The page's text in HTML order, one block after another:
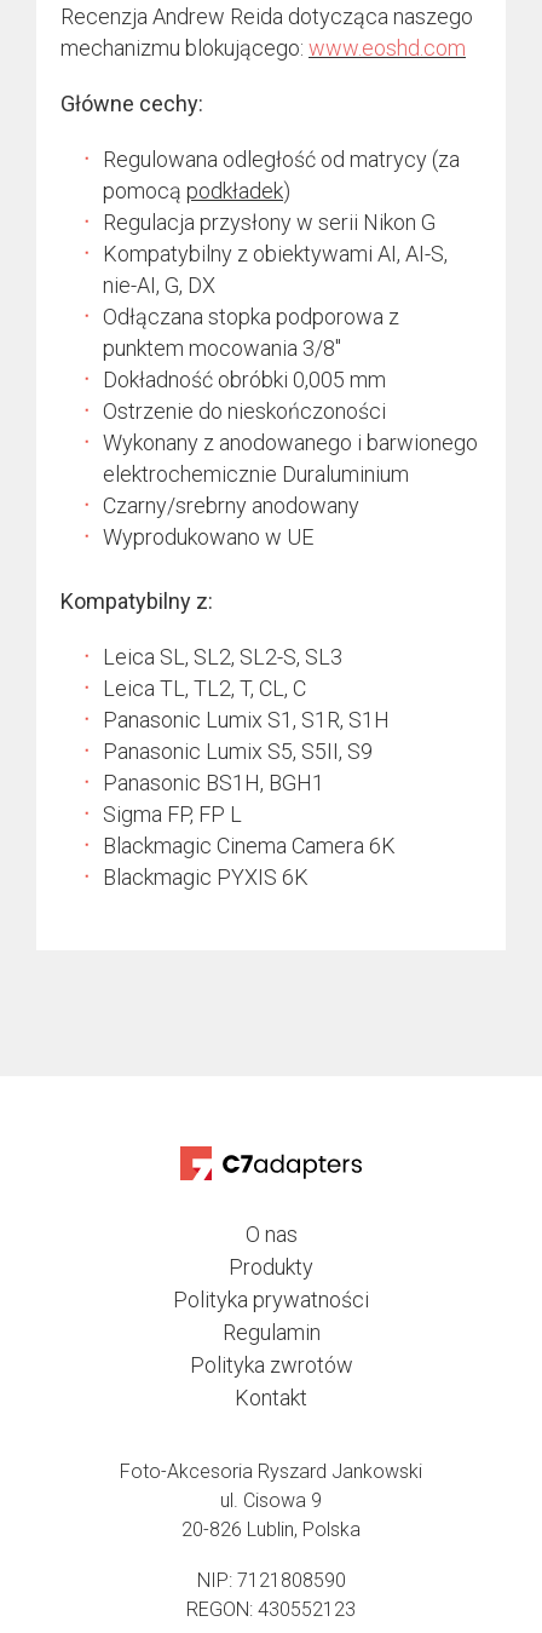
Recenzja Andrew Reida dotycząca naszego
mechanizmu blokującego: www.eoshd.com
Główne cechy:
Regulowana odległość od matrycy (za
pomocą podkładek)
Regulacja przysłony w serii Nikon G
Kompatybilny z obiektywami AI, AI-S,
nie-AI, G, DX
Odłączana stopka podporowa z
punktem mocowania 3/8″
Dokładność obróbki 0,005 mm
Ostrzenie do nieskończoności
Wykonany z anodowanego i barwionego
elektrochemicznie Duraluminium
Czarny/srebrny anodowany
Wyprodukowano w UE
Kompatybilny z:
Leica SL, SL2, SL2-S, SL3
Leica TL, TL2, T, CL, C
Panasonic Lumix S1, S1R, S1H
Panasonic Lumix S5, S5II, S9
Panasonic BS1H, BGH1
Sigma FP, FP L
Blackmagic Cinema Camera 6K
Blackmagic PYXIS 6K
O nas
Produkty
Polityka prywatności
Regulamin
Polityka zwrotów
Kontakt
Foto-Akcesoria Ryszard Jankowski
ul. Cisowa 9
20-826 Lublin, Polska
NIP: 7121808590
REGON: 430552123